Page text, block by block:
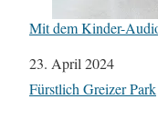
Mit dem Kinder-
Datum
23. April 2024
In Bezug auf
Fürstlich Greizer Park